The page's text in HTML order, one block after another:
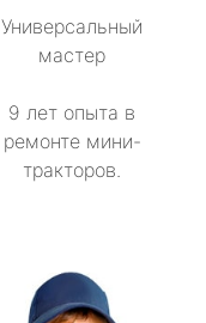
Универсальный
мастер
9 лет опыта в
ремонте мини-
тракторов.